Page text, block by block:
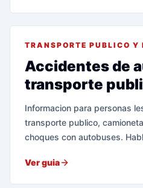
TRANSPORTE PUBLICO Y
Accidentes de
transporte
Informacion para personas
transporte publico,
choques con autobuses.
Ver guia